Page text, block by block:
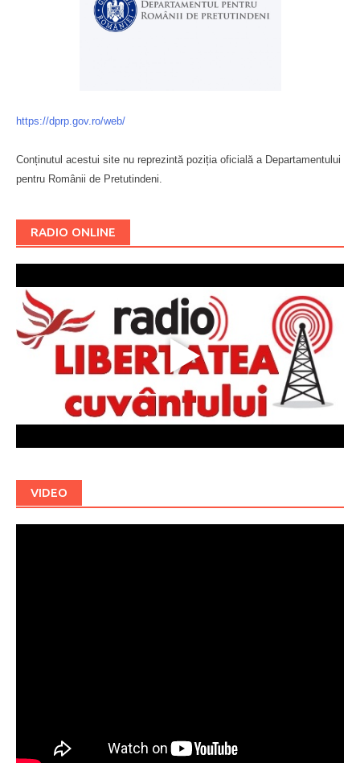
https://dprp.gov.ro/web/
Conținutul acestui site nu reprezintă poziția oficială a Departamentului
pentru Românii de Pretutindeni.
RADIO ONLINE
VIDEO